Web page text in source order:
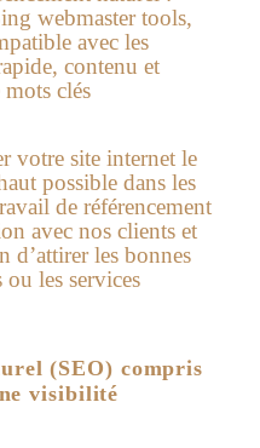
webmaster tools,
avec les
contenu et
clés
votre site internet le
possible dans les
de référencement
avec nos clients et
d’attirer les bonnes
les services
(SEO) compris
visibilité